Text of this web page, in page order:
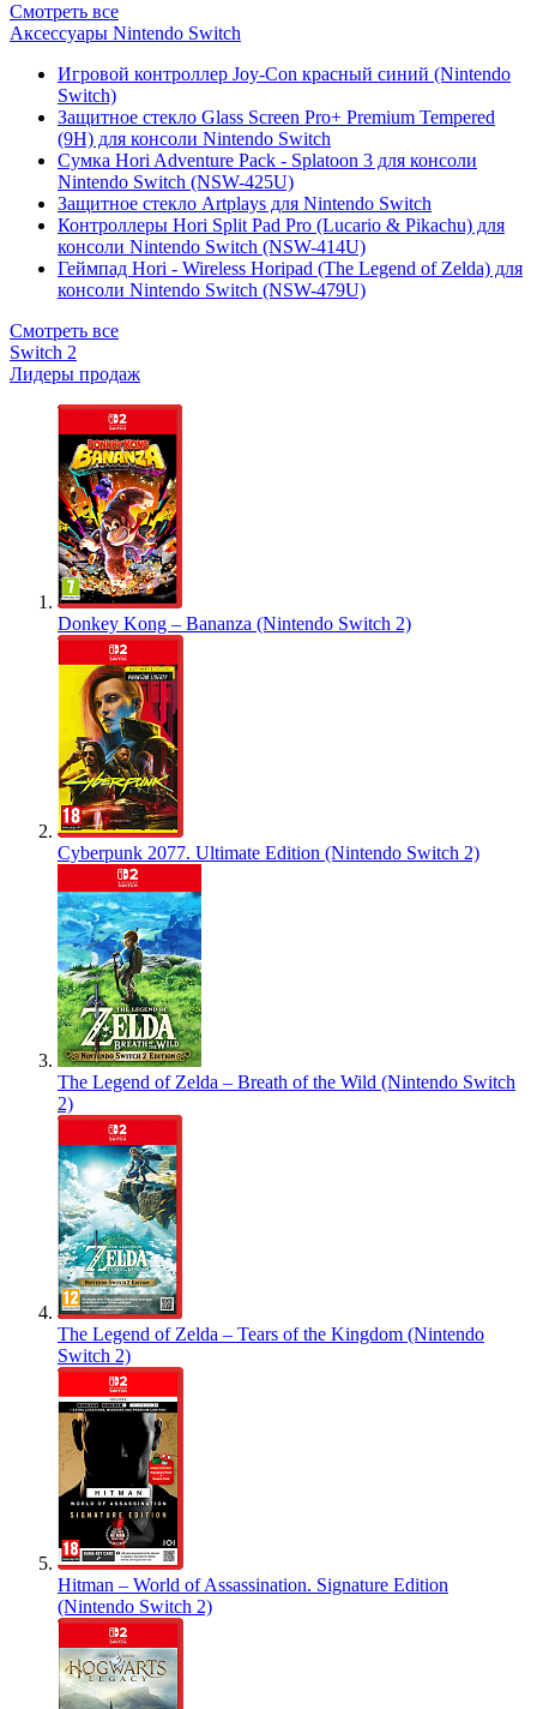
Смотреть все
Аксессуары Nintendo Switch
Игровой контроллер Joy-Con красный синий (Nintendo
Switch)
Защитное стекло Glass Screen Pro+ Premium Tempered
(9H) для консоли Nintendo Switch
Сумка Hori Adventure Pack - Splatoon 3 для консоли
Nintendo Switch (NSW-425U)
Защитное стекло Artplays для Nintendo Switch
Контроллеры Hori Split Pad Pro (Lucario & Pikachu) для
консоли Nintendo Switch (NSW-414U)
Геймпад Hori - Wireless Horipad (The Legend of Zelda) для
консоли Nintendo Switch (NSW-479U)
Смотреть все
Switch 2
Лидеры продаж
Donkey Kong – Bananza (Nintendo Switch 2)
Cyberpunk 2077. Ultimate Edition (Nintendo Switch 2)
The Legend of Zelda – Breath of the Wild (Nintendo Switch
2)
The Legend of Zelda – Tears of the Kingdom (Nintendo
Switch 2)
Hitman – World of Assassination. Signature Edition
(Nintendo Switch 2)